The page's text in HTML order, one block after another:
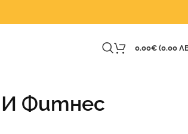
0.00€ (0.00
И Фитнес